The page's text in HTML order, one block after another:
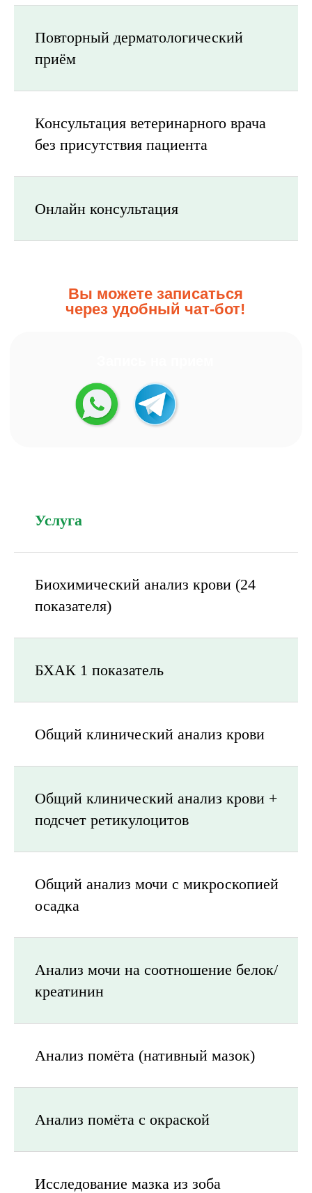
Повторный дерматологический
приём
Консультация ветеринарного врача
без присутствия пациента
Онлайн консультация
Услуга
Биохимический анализ крови (24
показателя)
БХАК 1 показатель
Общий клинический анализ крови
Общий клинический анализ крови +
подсчет ретикулоцитов
Общий анализ мочи с микроскопией
осадка
Анализ мочи на соотношение белок/
креатинин
Анализ помёта (нативный мазок)
Анализ помёта с окраской
Исследование мазка из зоба